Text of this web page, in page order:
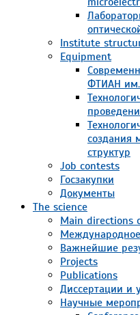
Institute
Equipment
ФТИАН им.
создания
структур
Job contests
Госзакупки
Документы
The science
Main directions
Важнейшие
Projects
Publications
Диссертации и
Научные